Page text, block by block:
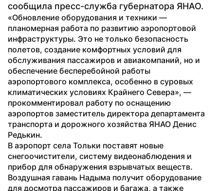
сообщила пресс-служба губернатора ЯНАО.
«Обновление оборудования и техники —
планомерная работа по развитию аэропортовой
инфраструктуры. Это не только безопасность
полетов, создание комфортных условий для
обслуживания пассажиров и авиакомпаний, но и
обеспечение бесперебойной работы
аэропортового комплекса, особенно в суровых
климатических условиях Крайнего Севера», —
прокомментировал работу по оснащению
аэропортов заместитель директора департамента
транспорта и дорожного хозяйства ЯНАО Денис
Редькин.
В аэропорт села Тольки поставят новые
снегоочистители, систему видеонаблюдения и
прибор для обнаружения взрывчатых веществ.
Воздушная гавань Надыма получит оборудование
для досмотра пассажиров и багажа, а также